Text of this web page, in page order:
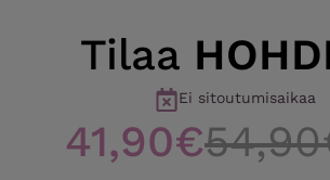
Tilaa
Ei sitoutumisaikaa
41,90€